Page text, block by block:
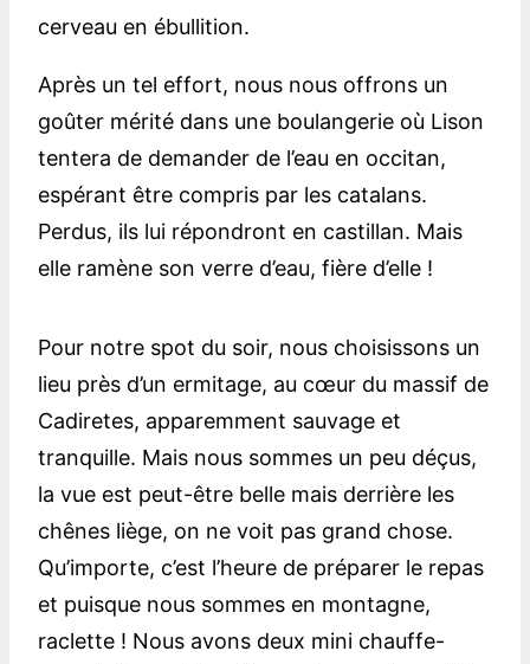
cerveau en ébullition.
Après un tel effort, nous nous offrons un
goûter mérité dans une boulangerie où Lison
tentera de demander de l’eau en occitan,
espérant être compris par les catalans.
Perdus, ils lui répondront en castillan. Mais
elle ramène son verre d’eau, fière d’elle !
Pour notre spot du soir, nous choisissons un
lieu près d’un ermitage, au cœur du massif de
Cadiretes, apparemment sauvage et
tranquille. Mais nous sommes un peu déçus,
la vue est peut-être belle mais derrière les
chênes liège, on ne voit pas grand chose.
Qu’importe, c’est l’heure de préparer le repas
et puisque nous sommes en montagne,
raclette ! Nous avons deux mini chauffe-